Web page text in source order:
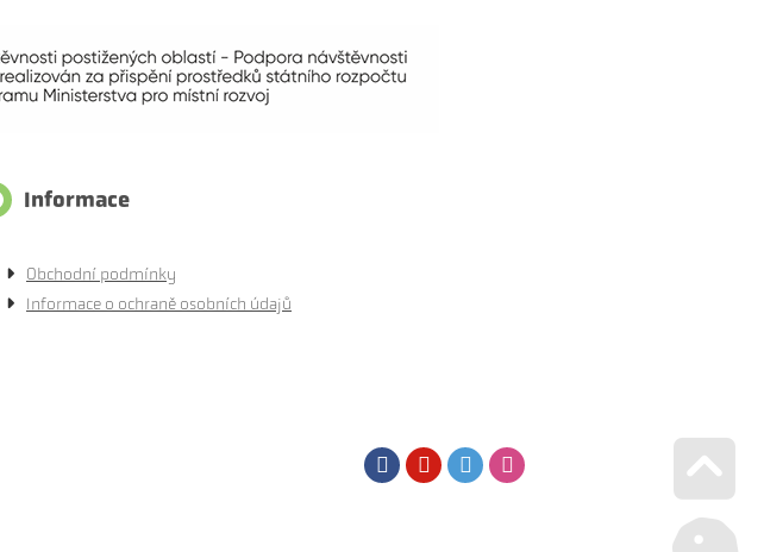
Informace
Obchodní podmínky
Informace o ochraně osobních údajů
FacebookYoutubeTwitter
Go